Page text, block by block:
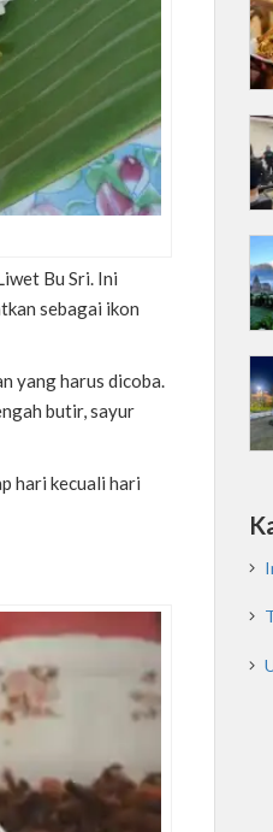
Bu Sri. Ini
sebagai ikon
yang harus dicoba.
butir, sayur
hari kecuali hari